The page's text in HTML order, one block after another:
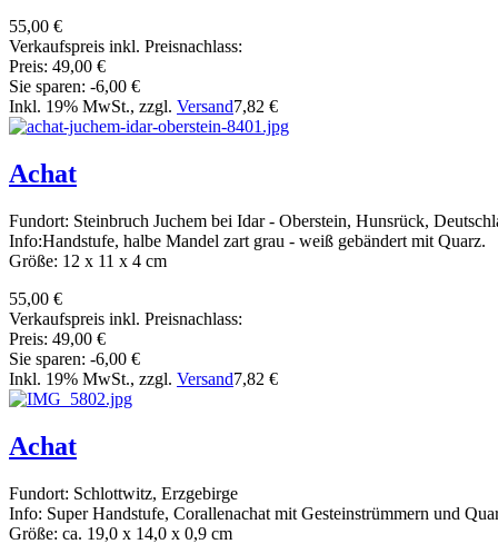
55,00 €
Verkaufspreis inkl. Preisnachlass:
Preis: 49,00 €
Sie sparen: -6,00 €
Inkl. 19% MwSt., zzgl. Versand7,82 €
Achat
Fundort: Steinbruch Juchem bei Idar - Oberstein, Hunsrück,
Info:Handstufe, halbe Mandel zart grau - weiß gebändert mit Quarz.
Größe: 12 x 11 x 4 cm
55,00 €
Verkaufspreis inkl. Preisnachlass:
Preis: 49,00 €
Sie sparen: -6,00 €
Inkl. 19% MwSt., zzgl. Versand7,82 €
Achat
Fundort: Schlottwitz, Erzgebirge
Info: Super Handstufe, Corallenachat mit Gesteinstrümmern und
Größe: ca. 19,0 x 14,0 x 0,9 cm